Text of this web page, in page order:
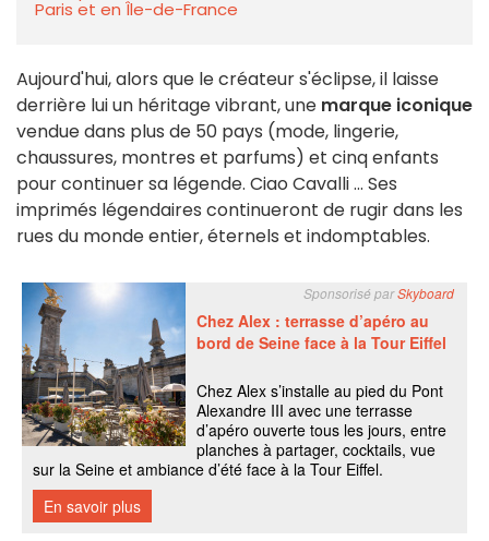
Paris et en Île-de-France
Aujourd'hui, alors que le créateur s'éclipse, il laisse
derrière lui un héritage vibrant, une marque iconique
vendue dans plus de 50 pays (mode, lingerie,
chaussures, montres et parfums) et cinq enfants
pour continuer sa légende. Ciao Cavalli ... Ses
imprimés légendaires continueront de rugir dans les
rues du monde entier, éternels et indomptables.